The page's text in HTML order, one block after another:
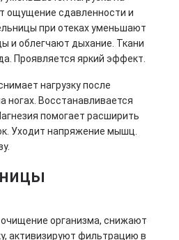
ощущение сдавленности и
при отеках уменьшают
и облегчают дыхание. Ткани
Проявляется яркий эффект.
нагрузку после
ногах. Восстанавливается
помогает расширить
Уходит напряжение мышц.
организма, снижают
активизируют фильтрацию в